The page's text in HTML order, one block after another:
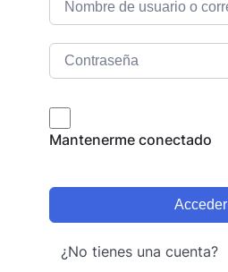
Mantenerme conectado
Acceder
¿No tienes una cuenta?